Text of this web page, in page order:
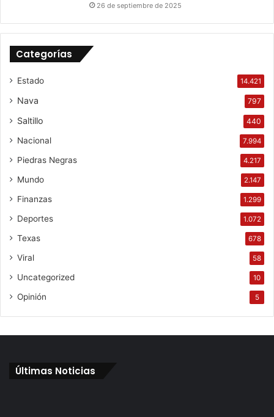
26 de septiembre de 2025
Categorías
Estado 14.421
Nava 797
Saltillo 440
Nacional 7.994
Piedras Negras 4.217
Mundo 2.147
Finanzas 1.299
Deportes 1.072
Texas 678
Viral 58
Uncategorized 10
Opinión 5
Últimas Noticias